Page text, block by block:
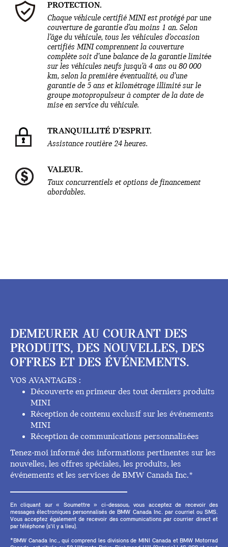
PROTECTION.
Chaque véhicule certifié MINI est protégé par une
couverture de garantie d’au moins 1 an. Selon
l’âge du véhicule, tous les véhicules d’occasion
certifiés MINI comprennent la couverture
complète soit d’une balance de la garantie limitée
sur les véhicules neufs jusqu’à 4 ans ou 80 000
km, selon la première éventualité, ou d’une
garantie de 5 ans et kilométrage illimité sur le
groupe motopropulseur à compter de la date de
mise en service du véhicule.
TRANQUILLITÉ D’ESPRIT.
Assistance routière 24 heures.
VALEUR.
Taux concurrentiels et options de financement
abordables.
DEMEURER AU COURANT DES
PRODUITS, DES NOUVELLES, DES
OFFRES ET DES ÉVÉNEMENTS.
VOS AVANTAGES :
Découverte en primeur des tout derniers produits
MINI
Réception de contenu exclusif sur les événements
MINI
Réception de communications personnalisées
Tenez-moi informé des informations pertinentes sur les
nouvelles, les offres spéciales, les produits, les
événements et les services de BMW Canada Inc.*
En cliquant sur « Soumettre » ci-dessous, vous acceptez de recevoir des
messages électroniques personnalisés de BMW Canada Inc. par courriel ou SMS.
Vous acceptez également de recevoir des communications par courrier direct et
par téléphone (s'il y a lieu).
*BMW Canada Inc., qui comprend les divisions de MINI Canada et BMW Motorrad